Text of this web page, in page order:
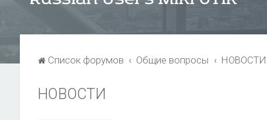
Список форумов Общие вопросы НОВОСТИ
НОВОСТИ